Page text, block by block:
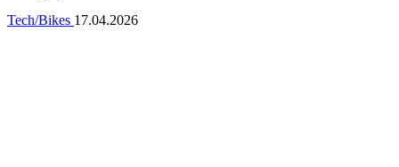
Tech/Bikes 17.04.2026